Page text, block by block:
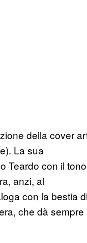
della cover
La sua
Teardo con il tono
anzi, al
con la bestia
che dà sempre